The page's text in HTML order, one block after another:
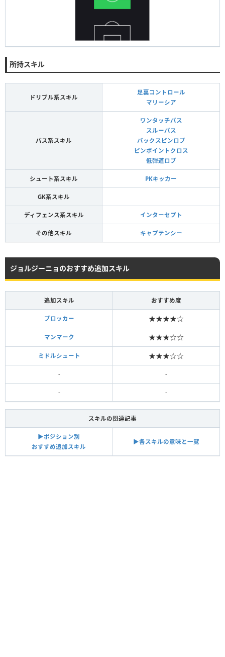
所持スキル
ドリブル系スキル
足裏コントロール
マリーシア
パス系スキル
ワンタッチパス
スルーパス
バックスピンロブ
ピンポイントクロス
低弾道ロブ
シュート系スキル PKキッカー
GK系スキル
ディフェンス系スキル インターセプト
その他スキル キャプテンシー
ジョルジーニョのおすすめ追加スキル
追加スキル おすすめ度
ブロッカー ★★★★☆
マンマーク ★★★☆☆
ミドルシュート ★★★☆☆
- -
- -
スキルの関連記事
▶︎ポジション別
おすすめ追加スキル
▶︎各スキルの意味と一覧